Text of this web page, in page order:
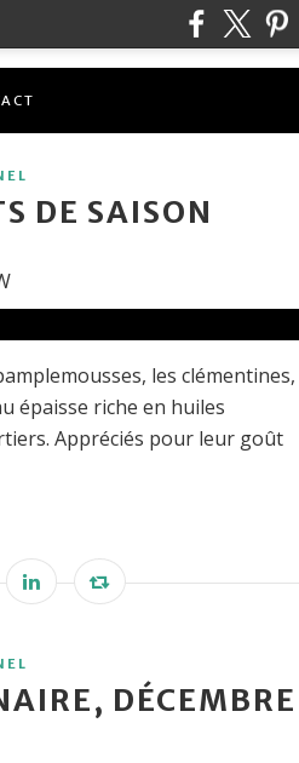
DE SAISON
les clémentines,
épaisse riche en huiles
Appréciés pour leur goût
DÉCEMBRE